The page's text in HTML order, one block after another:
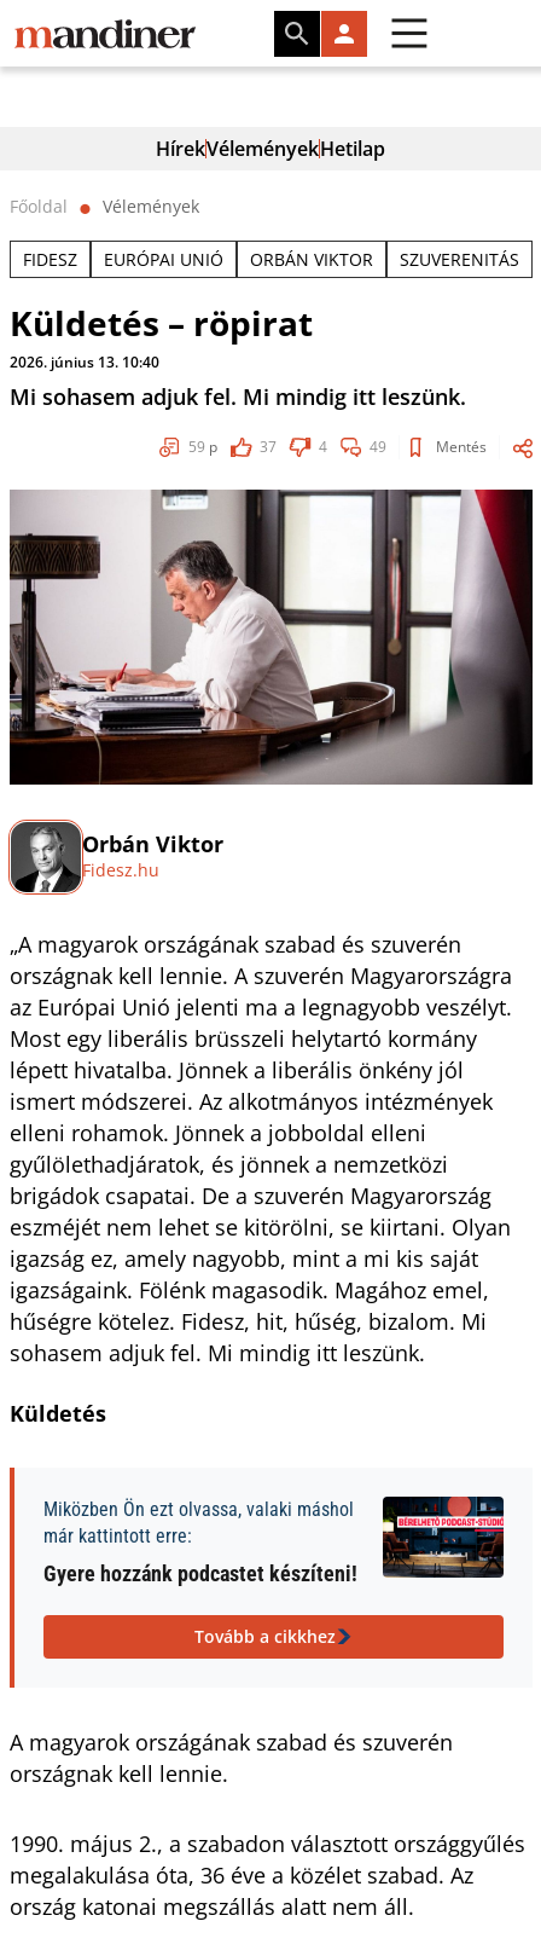
HírekVéleményekHetilap
Főoldal ⬤ Vélemények
FIDESZ EURÓPAI UNIÓ ORBÁN VIKTOR SZUVERENITÁS
Küldetés – röpirat
2026. június 13. 10:40
Mi sohasem adjuk fel. Mi mindig itt leszünk.
59 p 37 4 49 Mentés
Orbán Viktor
Fidesz.hu
„A magyarok országának szabad és szuverén
országnak kell lennie. A szuverén Magyarországra
az Európai Unió jelenti ma a legnagyobb veszélyt.
Most egy liberális brüsszeli helytartó kormány
lépett hivatalba. Jönnek a liberális önkény jól
ismert módszerei. Az alkotmányos intézmények
elleni rohamok. Jönnek a jobboldal elleni
gyűlölethadjáratok, és jönnek a nemzetközi
brigádok csapatai. De a szuverén Magyarország
eszméjét nem lehet se kitörölni, se kiirtani. Olyan
igazság ez, amely nagyobb, mint a mi kis saját
igazságaink. Fölénk magasodik. Magához emel,
hűségre kötelez. Fidesz, hit, hűség, bizalom. Mi
sohasem adjuk fel. Mi mindig itt leszünk.
Küldetés
Miközben Ön ezt olvassa, valaki máshol
már kattintott erre:
Gyere hozzánk podcastet készíteni!
Tovább a cikkhez
A magyarok országának szabad és szuverén
országnak kell lennie.
1990. május 2., a szabadon választott országgyűlés
megalakulása óta, 36 éve a közélet szabad. Az
ország katonai megszállás alatt nem áll.